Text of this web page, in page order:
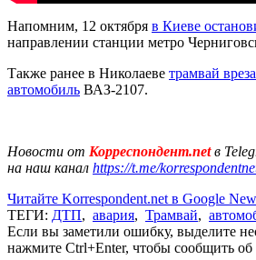
Напомним, 12 октября в Киеве
направлении станции метро
Также ранее в Николаеве трамвай
автомобиль ВАЗ-2107.
Новости от Корреспондент.netв
на наш канал https://t.me/
Читайте Korrespondent.net в Google
ТЕГИ: ДТП, авария, Трамвай,
Если вы заметили ошибку, выделите
нажмите Ctrl+Enter, чтобы сообщить об